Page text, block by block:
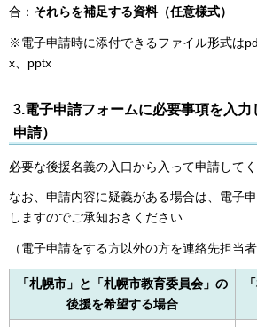
合： それらを補足する資料（任意様式）
※電子申請時に添付できるファイル形式は
x、pptx
3.電子申請フォームに必要事項を入
申請）
必要な後援名義の入口から入って申請してく
なお、申請内容に疑義がある場合は、電子
しますのでご承知おきください
（電子申請をする方以外の方を連絡先担当
「札幌市」と「札幌市教育委員会」の
後援を希望する場合